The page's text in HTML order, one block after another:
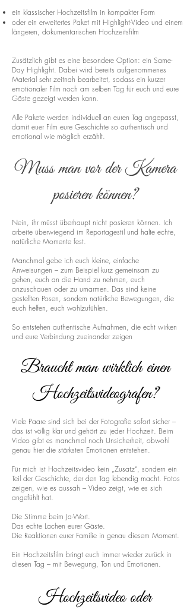
ein klassischer Hochzeitsfilm in kompakter Form
oder ein erweitertes Paket mit Highlight-Video und einem
längeren, dokumentarischen Hochzeitsfilm
Zusätzlich gibt es eine besondere Option: ein Same-
Day Highlight. Dabei wird bereits aufgenommenes
Material sehr zeitnah bearbeitet, sodass ein kurzer
emotionaler Film noch am selben Tag für euch und eure
Gäste gezeigt werden kann.
Alle Pakete werden individuell an euren Tag angepasst,
damit euer Film eure Geschichte so authentisch und
emotional wie möglich erzählt.
Muss man vor der Kamera
posieren können?
Nein, ihr müsst überhaupt nicht posieren können. Ich
arbeite überwiegend im Reportagestil und halte echte,
natürliche Momente fest.
Manchmal gebe ich euch kleine, einfache
Anweisungen – zum Beispiel kurz gemeinsam zu
gehen, euch an die Hand zu nehmen, euch
anzuschauen oder zu umarmen. Das sind keine
gestellten Posen, sondern natürliche Bewegungen, die
euch helfen, euch wohlzufühlen.
So entstehen authentische Aufnahmen, die echt wirken
und eure Verbindung zueinander zeigen
Braucht man wirklich einen
Hochzeitsvideografen?
Viele Paare sind sich bei der Fotografie sofort sicher –
das ist völlig klar und gehört zu jeder Hochzeit. Beim
Video gibt es manchmal noch Unsicherheit, obwohl
genau hier die stärksten Emotionen entstehen.
Für mich ist Hochzeitsvideo kein „Zusatz“, sondern ein
Teil der Geschichte, der den Tag lebendig macht. Fotos
zeigen, wie es aussah – Video zeigt, wie es sich
angefühlt hat.
Die Stimme beim Ja-Wort.
Das echte Lachen eurer Gäste.
Die Reaktionen eurer Familie in genau diesem Moment.
Ein Hochzeitsfilm bringt euch immer wieder zurück in
diesen Tag – mit Bewegung, Ton und Emotionen.
Hochzeitsvideo oder